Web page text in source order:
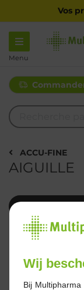
Vos
Menu
ACCU-FINE
AIGUILLE
Wij
Bij